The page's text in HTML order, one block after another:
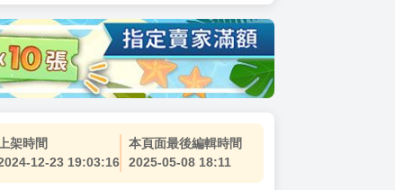
上架時間
12-23 19:03:16
本頁面最後編輯時間
2025-05-08 18:11